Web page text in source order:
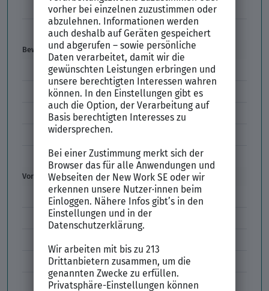
Einstiegsgehalt
Gehaltswunsch
Bewerbung
E-Mail-Bewerbung
Anlagen und Zeugnisse
Initiativbewerbung
Interne Bewerbung
Empfehlungsschreiben
Vorstellungsgespräch
Vorstellungsgespräch Fragen
Schwächen im Vorstellungsgespräch
Vorbereitung Vorstellungsgespräch
Vorstellungsgespräch per Skype